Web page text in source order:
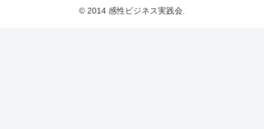
© 2014 感性ビジネス実践会.